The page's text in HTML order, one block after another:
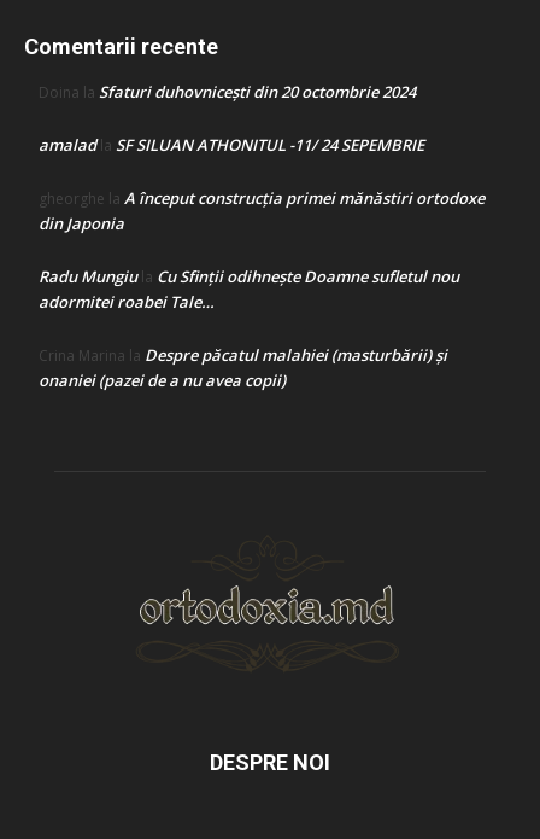
Comentarii recente
Doina la Sfaturi duhovnicești din 20 octombrie 2024
amaladla SF SILUAN ATHONITUL -11/ 24 SEPEMBRIE
gheorghe la A început construcţia primei mănăstiri ortodoxe
din Japonia
Radu Mungiula Cu Sfinții odihnește Doamne sufletul nou
adormitei roabei Tale…
Crina Marina la Despre păcatul malahiei (masturbării) şi
onaniei (pazei de a nu avea copii)
DESPRE NOI